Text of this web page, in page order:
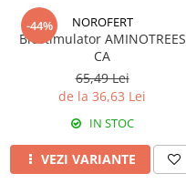
CULTURI HORTICOLE
Fertilizanți foliari
Fungicide
Fungicide
Tratament semințe
Biostimulatori
Fertilizanți foliari
LEGUME în câmp
Insecticide
LEGUME ÎN SERĂ
-44% NOROFERT
Biostimulator AMINOTREES
CA
65,49 Lei
de la 36,63 Lei
IN STOC
VEZI VARIANTE